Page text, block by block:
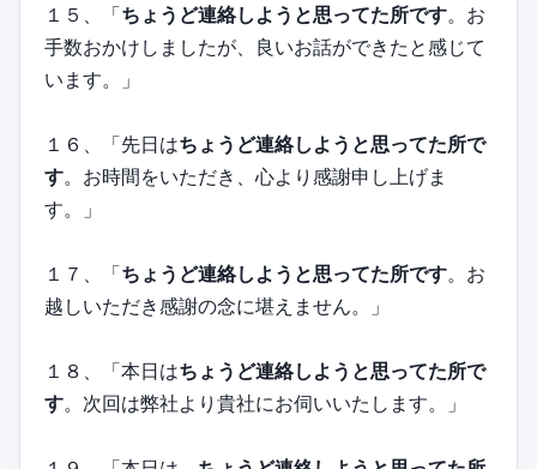
１５、「ちょうど連絡しようと思ってた所です。お
手数おかけしましたが、良いお話ができたと感じて
います。」
１６、「先日はちょうど連絡しようと思ってた所で
す。お時間をいただき、心より感謝申し上げま
す。」
１７、「ちょうど連絡しようと思ってた所です。お
越しいただき感謝の念に堪えません。」
１８、「本日はちょうど連絡しようと思ってた所で
す。次回は弊社より貴社にお伺いいたします。」